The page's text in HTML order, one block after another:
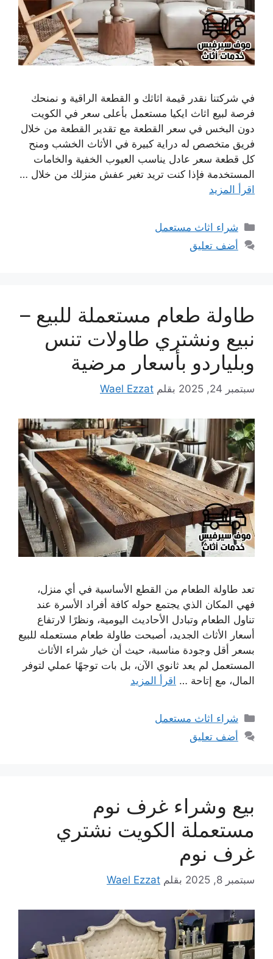
في شركتنا نقدر قيمة اثاثك و القطعة الراقية و نمنحك
فرصة لبيع اثاث ايكيا مستعمل بأعلى سعر في الكويت
دون البخس في سعر القطعة مع تقدير القطعة من خلال
فريق متخصص له دراية كبيرة في الأثاث الخشب ومنح
كل قطعة سعر عادل يناسب العيوب الخفية والخامات
المستخدمة فإذا كنت تريد تغير عفش منزلك من خلال …
اقرأ المزيد
التصنيفات
شراء اثاث مستعمل
أضف تعليق
طاولة طعام مستعملة للبيع –
نبيع ونشتري طاولات تنس
وبلياردو بأسعار مرضية
سبتمبر 24, 2025 بقلم Wael Ezzat
تعد طاولة الطعام من القطع الأساسية في أي منزل،
فهي المكان الذي يجتمع حوله كافة أفراد الأسرة عند
تناول الطعام وتبادل الأحاديث اليومية، ونظرًا لارتفاع
أسعار الأثاث الجديد، أصبحت طاولة طعام مستعمله للبيع
بسعر أقل وجودة مناسبة، حيث أن خيار شراء الأثاث
المستعمل لم يعد ثانوي الآن، بل بات توجهًا عملي لتوفر
المال، مع إتاحة … اقرأ المزيد
التصنيفات
شراء اثاث مستعمل
أضف تعليق
بيع وشراء غرف نوم
مستعملة الكويت نشتري
غرف نوم
سبتمبر 8, 2025 بقلم Wael Ezzat